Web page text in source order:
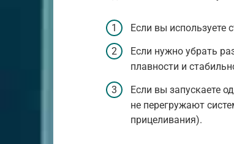
Если вы используете
Если нужно убрать
плавности и
Если вы запускаете
не перегружают
прицеливания).